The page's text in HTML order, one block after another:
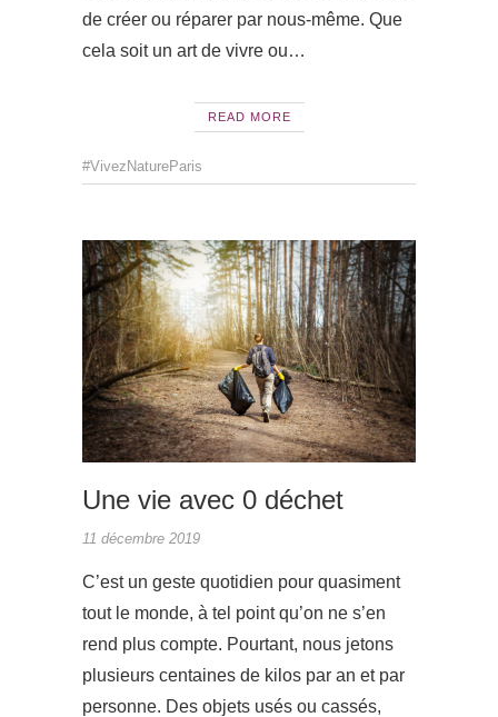
de créer ou réparer par nous-même. Que
cela soit un art de vivre ou…
READ MORE
#VivezNatureParis
Une vie avec 0 déchet
11 décembre 2019
C’est un geste quotidien pour quasiment
tout le monde, à tel point qu’on ne s’en
rend plus compte. Pourtant, nous jetons
plusieurs centaines de kilos par an et par
personne. Des objets usés ou cassés,